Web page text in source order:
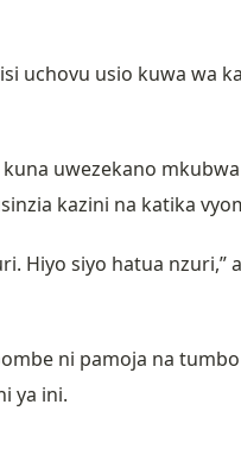
uchovu usio kuwa wa
uwezekano
kazini na katika
Hiyo siyo hatua nzuri,”
ni pamoja na
ya ini.